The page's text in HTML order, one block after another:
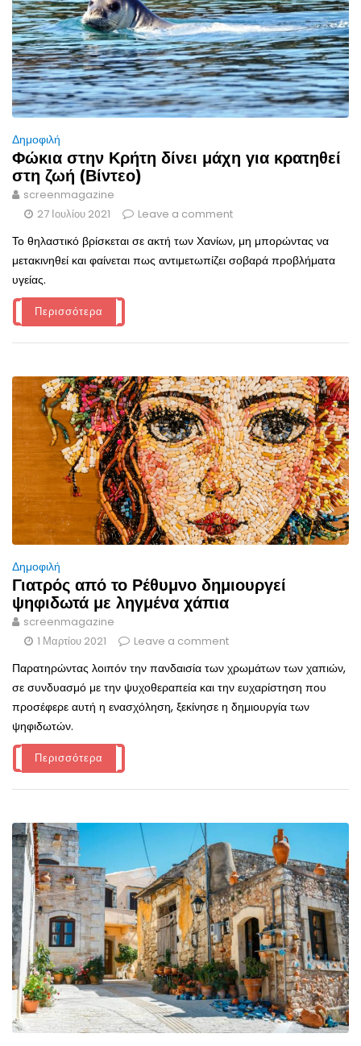
Δημοφιλή
Φώκια στην Κρήτη δίνει μάχη για κρατηθεί
στη ζωή (Βίντεο)
screenmagazine
27 Ιουλίου 2021
Leave a comment
Το θηλαστικό βρίσκεται σε ακτή των Χανίων, μη μπορώντας να
μετακινηθεί και φαίνεται πως αντιμετωπίζει σοβαρά προβλήματα
υγείας.
Περισσότερα
Δημοφιλή
Γιατρός από το Ρέθυμνο δημιουργεί
ψηφιδωτά με ληγμένα χάπια
screenmagazine
1 Μαρτίου 2021
Leave a comment
Παρατηρώντας λοιπόν την πανδαισία των χρωμάτων των χαπιών,
σε συνδυασμό με την ψυχοθεραπεία και την ευχαρίστηση που
προσέφερε αυτή η ενασχόληση, ξεκίνησε η δημιουργία των
ψηφιδωτών.
Περισσότερα